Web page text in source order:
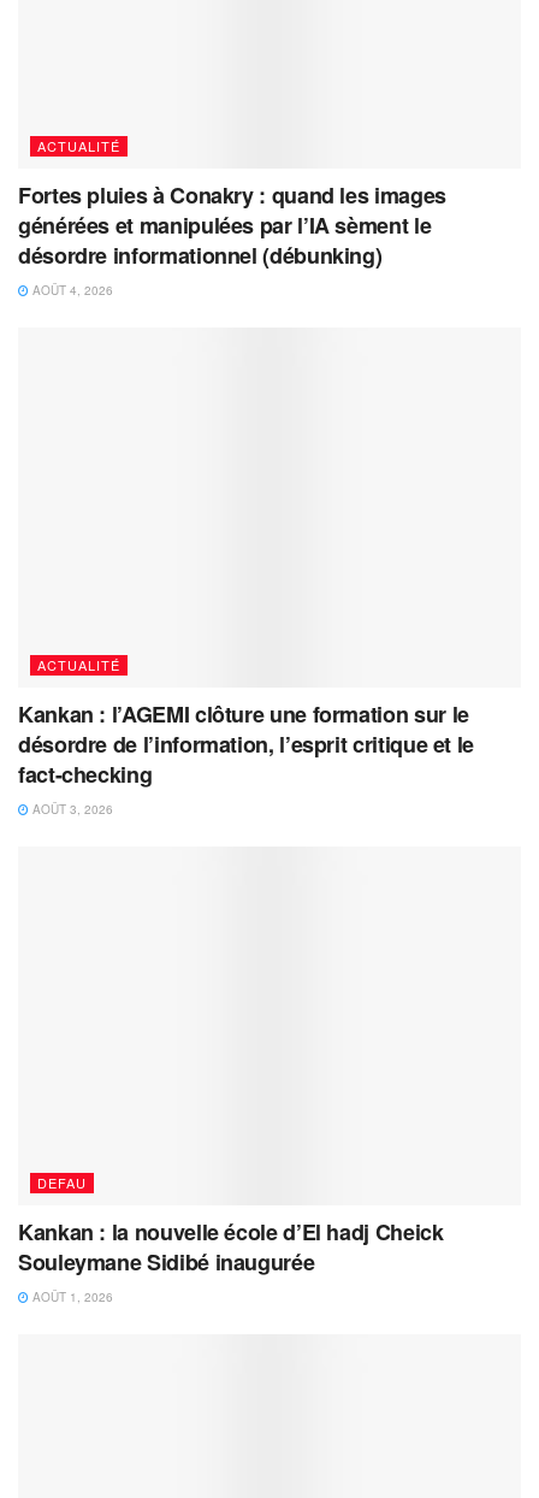
ACTUALITÉ
Fortes pluies à Conakry : quand les images
générées et manipulées par l’IA sèment le
désordre informationnel (débunking)
AOÛT 4, 2026
ACTUALITÉ
Kankan : l’AGEMI clôture une formation sur le
désordre de l’information, l’esprit critique et le
fact-checking
AOÛT 3, 2026
DEFAU
Kankan : la nouvelle école d’El hadj Cheick
Souleymane Sidibé inaugurée
AOÛT 1, 2026